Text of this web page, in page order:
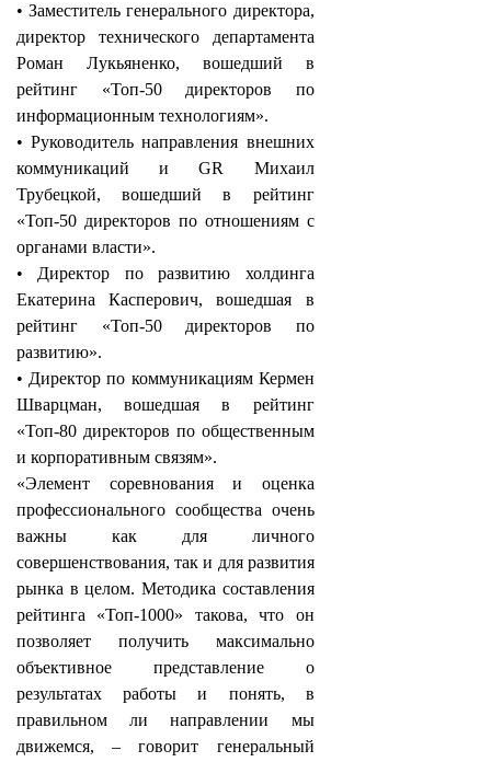
• Заместитель генерального директора,
директор технического департамента
Роман Лукьяненко, вошедший в
рейтинг «Топ-50 директоров по
информационным технологиям».
• Руководитель направления внешних
коммуникаций и GR Михаил
Трубецкой, вошедший в рейтинг
«Топ-50 директоров по отношениям с
органами власти».
• Директор по развитию холдинга
Екатерина Касперович, вошедшая в
рейтинг «Топ-50 директоров по
развитию».
• Директор по коммуникациям Кермен
Шварцман, вошедшая в рейтинг
«Топ-80 директоров по общественным
и корпоративным связям».
«Элемент соревнования и оценка
профессионального сообщества очень
важны как для личного
совершенствования, так и для развития
рынка в целом. Методика составления
рейтинга «Топ-1000» такова, что он
позволяет получить максимально
объективное представление о
результатах работы и понять, в
правильном ли направлении мы
движемся, – говорит генеральный